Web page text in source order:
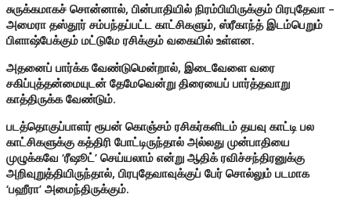
சுருக்கமாகச் சொன்னால், பின்பாதியில் நிரம்பியிருக்கும் பிரபுதேவா –
அமைரா தஸ்தூர் சம்பந்தப்பட்ட காட்சிகளும், ஸ்ரீகாந்த் இடம்பெறும்
பிளாஷ்பேக்கும் மட்டுமே ரசிக்கும் வகையில் உள்ளன.
அதனைப் பார்க்க வேண்டுமென்றால், இடைவேளை வரை
சகிப்புத்தன்மையுடன் தேமேவென்று திரையைப் பார்த்தவாறு
காத்திருக்க வேண்டும்.
படத்தொகுப்பாளர் ரூபன் கொஞ்சம் ரசிகர்களிடம் தயவு காட்டி பல
காட்சிகளுக்கு கத்திரி போட்டிருந்தால் அல்லது முன்பாதியை
முழுக்கவே ‘ரீஷூட்’ செய்யலாம் என்று ஆதிக் ரவிச்சந்திரனுக்கு
அறிவுறுத்தியிருந்தால், பிரபுதேவாவுக்குப் பேர் சொல்லும் படமாக
‘பஹீரா’ அமைந்திருக்கும்.